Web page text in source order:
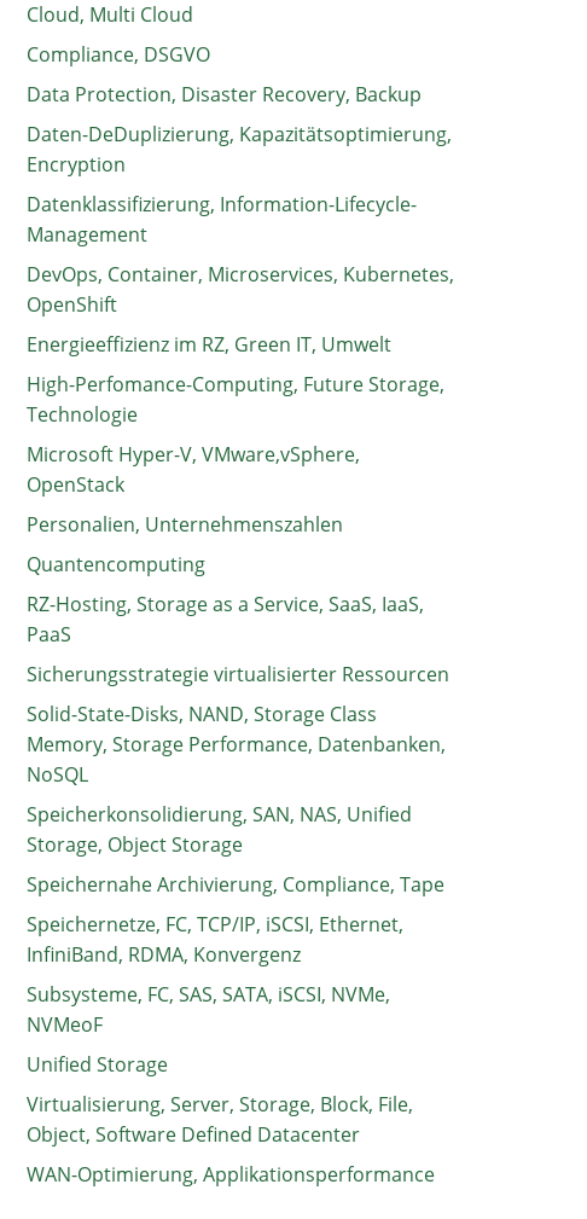
Cloud, Multi Cloud
Compliance, DSGVO
Data Protection, Disaster Recovery, Backup
Daten-DeDuplizierung, Kapazitätsoptimierung,
Encryption
Datenklassifizierung, Information-Lifecycle-
Management
DevOps, Container, Microservices, Kubernetes,
OpenShift
Energieeffizienz im RZ, Green IT, Umwelt
High-Perfomance-Computing, Future Storage,
Technologie
Microsoft Hyper-V, VMware,vSphere,
OpenStack
Personalien, Unternehmenszahlen
Quantencomputing
RZ-Hosting, Storage as a Service, SaaS, IaaS,
PaaS
Sicherungsstrategie virtualisierter Ressourcen
Solid-State-Disks, NAND, Storage Class
Memory, Storage Performance, Datenbanken,
NoSQL
Speicherkonsolidierung, SAN, NAS, Unified
Storage, Object Storage
Speichernahe Archivierung, Compliance, Tape
Speichernetze, FC, TCP/IP, iSCSI, Ethernet,
InfiniBand, RDMA, Konvergenz
Subsysteme, FC, SAS, SATA, iSCSI, NVMe,
NVMeoF
Unified Storage
Virtualisierung, Server, Storage, Block, File,
Object, Software Defined Datacenter
WAN-Optimierung, Applikationsperformance